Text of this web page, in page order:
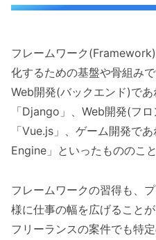
フレームワーク
化するための基盤や骨組みで
Web開発(バックエンド)であ
「Django」、Web開発(フ
「Vue.js」、ゲーム開発で
Engine」といったもののこ
フレームワークの習得も、
様に仕事の幅を広げることが
フリーランスの案件でも特